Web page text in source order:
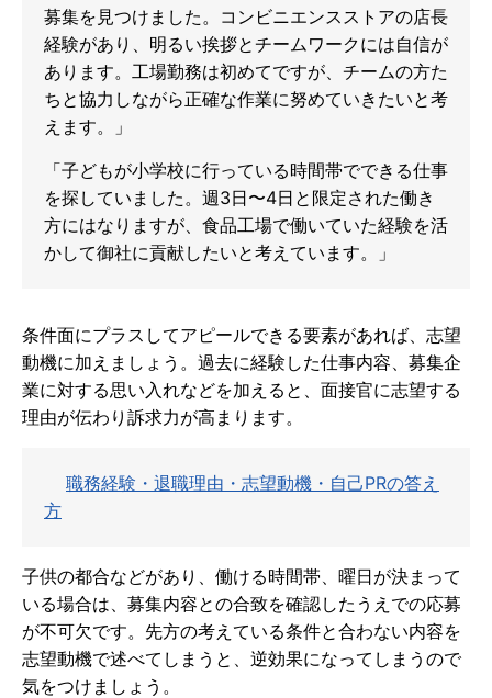
募集を見つけました。コンビニエンスストアの店長
経験があり、明るい挨拶とチームワークには自信が
あります。工場勤務は初めてですが、チームの方た
ちと協力しながら正確な作業に努めていきたいと考
えます。」
「子どもが小学校に行っている時間帯でできる仕事
を探していました。週3日〜4日と限定された働き
方にはなりますが、食品工場で働いていた経験を活
かして御社に貢献したいと考えています。」
条件面にプラスしてアピールできる要素があれば、志望
動機に加えましょう。過去に経験した仕事内容、募集企
業に対する思い入れなどを加えると、面接官に志望する
理由が伝わり訴求力が高まります。
職務経験・退職理由・志望動機・自己PRの答え
方
子供の都合などがあり、働ける時間帯、曜日が決まって
いる場合は、募集内容との合致を確認したうえでの応募
が不可欠です。先方の考えている条件と合わない内容を
志望動機で述べてしまうと、逆効果になってしまうので
気をつけましょう。